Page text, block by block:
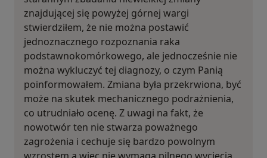
znajdującej się powyżej górnej wargi
stwierdziłem, że nie można postawić
jednoznacznego rozpoznania raka
podstawnokomórkowego, ale jednocześnie nie
można wykluczyć tej diagnozy, o czym Panią
poinformowałem. Zmiana była przekrwiona, być
może na skutek mechanicznego podrażnienia,
co utrudniało ocenę. Z uwagi na fakt, że
nowotwór ten nie stwarza poważnego
zagrożenia i cechuje się bardzo powolnym
wzrostem a więc nie wymaga pilnego wycięcia,